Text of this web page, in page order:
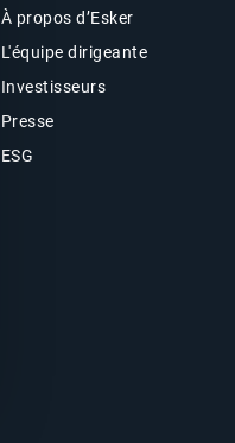
À propos d’Esker
L'équipe dirigeante
Investisseurs
Presse
ESG